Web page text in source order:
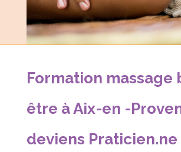
Formation massage
être à Aix-en -
deviens Praticien.ne